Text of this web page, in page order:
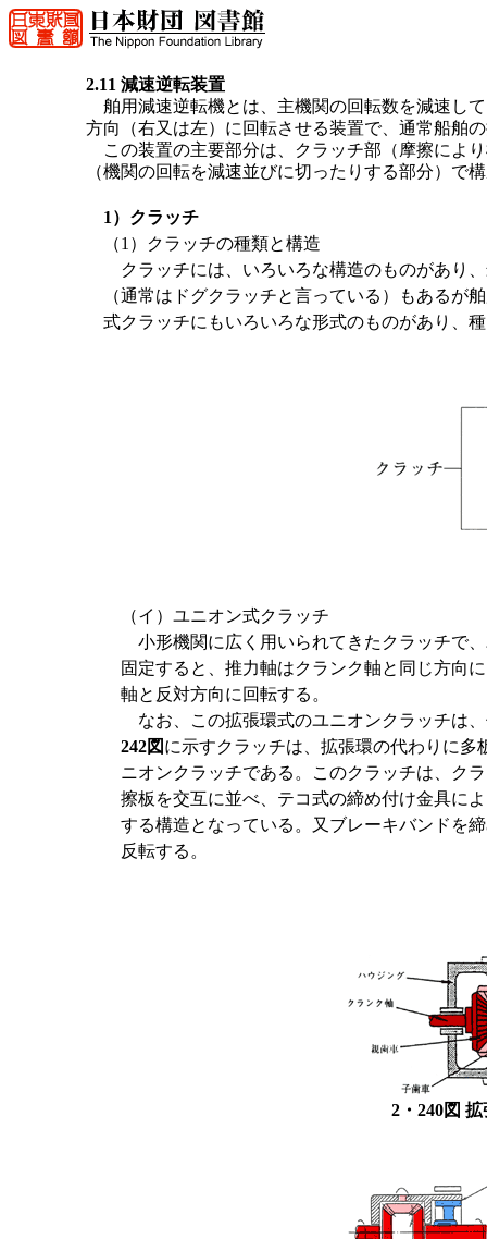
2.11 減速逆転装置
舶用減速逆転機とは、主機関の回転数を減速し
方向（右又は左）に回転させる装置で、通常船舶
この装置の主要部分は、クラッチ部（摩擦によ
（機関の回転を減速並びに切ったりする部分）で
1）クラッチ
（1）クラッチの種類と構造
クラッチには、いろいろな構造のものがあり
（通常はドグクラッチと言っている）もあるが
式クラッチにもいろいろな形式のものがあり、
（イ）ユニオン式クラッチ
小形機関に広く用いられてきたクラッチで、
固定すると、推力軸はクランク軸と同じ方向
軸と反対方向に回転する。
なお、この拡張環式のユニオンクラッチは
242図に示すクラッチは、拡張環の代わりに
ニオンクラッチである。このクラッチは、ク
擦板を交互に並べ、テコ式の締め付け金具に
する構造となっている。又ブレーキバンドを
反転する。
2・240図